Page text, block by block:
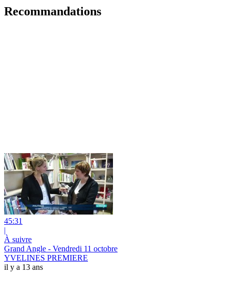
Recommandations
45:31
|
À suivre
Grand Angle - Vendredi 11 octobre
YVELINES PREMIERE
il y a 13 ans